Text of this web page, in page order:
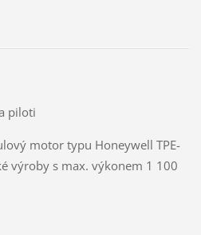
piloti
motor typu Honeywell TPE-
výroby s max. výkonem 1 100